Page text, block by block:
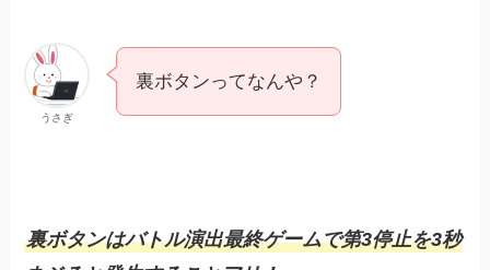
うさぎ
裏ボタンってなんや？
裏ボタンはバトル演出最終ゲームで第3停止を3秒